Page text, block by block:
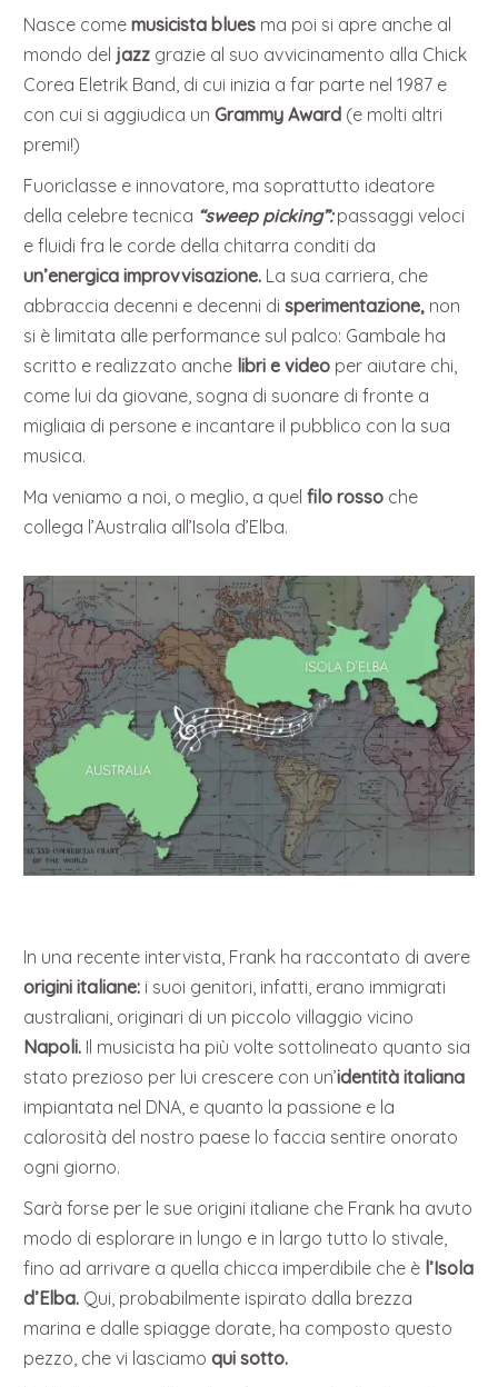
Nasce come musicista blues ma poi si apre anche al
mondo del jazz grazie al suo avvicinamento alla Chick
Corea Eletrik Band, di cui inizia a far parte nel 1987 e
con cui si aggiudica unGrammy Award (e molti altri
premi!)
Fuoriclasse e innovatore, ma soprattutto ideatore
della celebre tecnica “sweep picking”: passaggi veloci
e fluidi fra le corde della chitarra conditi da
un’energica improvvisazione. La sua carriera, che
abbraccia decenni e decenni disperimentazione, non
si è limitata alle performance sul palco: Gambale ha
scritto e realizzato anche libri e video per aiutare chi,
come lui da giovane, sogna di suonare di fronte a
migliaia di persone e incantare il pubblico con la sua
musica.
Ma veniamo a noi, o meglio, a quel filo rosso che
collega l’Australia all’Isola d’Elba.
In una recente intervista, Frank ha raccontato di avere
origini italiane: i suoi genitori, infatti, erano immigrati
australiani, originari di un piccolo villaggio vicino
Napoli. Il musicista ha più volte sottolineato quanto sia
stato prezioso per lui crescere con un’identità italiana
impiantata nel DNA, e quanto la passione e la
calorosità del nostro paese lo faccia sentire onorato
ogni giorno.
Sarà forse per le sue origini italiane che Frank ha avuto
modo di esplorare in lungo e in largo tutto lo stivale,
fino ad arrivare a quella chicca imperdibile che è l’Isola
d’Elba. Qui, probabilmente ispirato dalla brezza
marina e dalle spiagge dorate, ha composto questo
pezzo, che vi lasciamoqui sotto.